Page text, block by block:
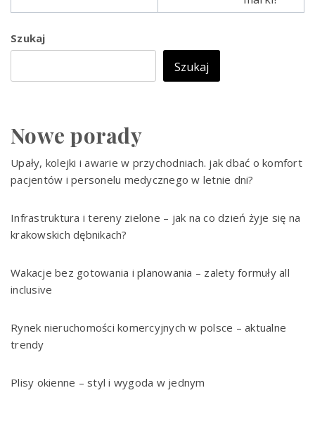
Szukaj
Szukaj
Nowe porady
Upały, kolejki i awarie w przychodniach. jak dbać o komfort
pacjentów i personelu medycznego w letnie dni?
Infrastruktura i tereny zielone – jak na co dzień żyje się na
krakowskich dębnikach?
Wakacje bez gotowania i planowania – zalety formuły all
inclusive
Rynek nieruchomości komercyjnych w polsce – aktualne
trendy
Plisy okienne – styl i wygoda w jednym